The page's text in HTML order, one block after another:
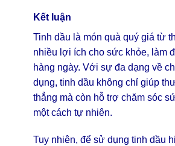
Kết luận
Tinh dầu là món quà quý giá từ
nhiều lợi ích cho sức khỏe, làm
hàng ngày. Với sự đa dạng về
dụng, tinh dầu không chỉ giúp
thẳng mà còn hỗ trợ chăm sóc
một cách tự nhiên.
Tuy nhiên, để sử dụng tinh dầu